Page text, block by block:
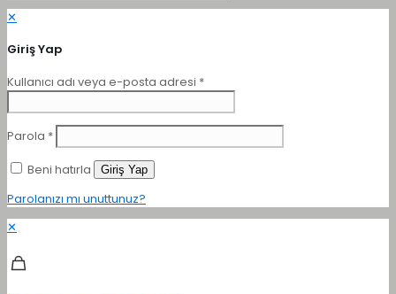
✕
Giriş Yap
Kullanıcı adı veya e-posta adresi *
Parola *
Beni hatırla
Giriş Yap
Parolanızı mı unuttunuz?
✕